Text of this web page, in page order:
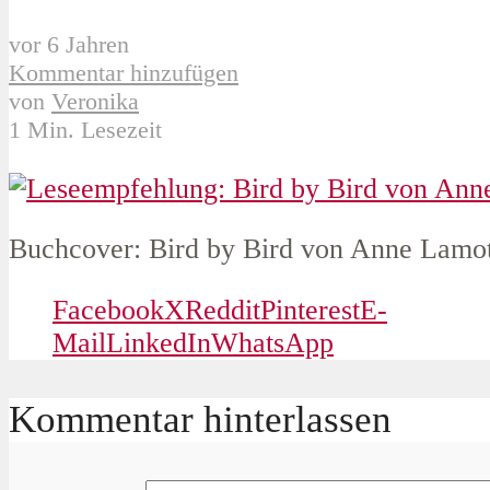
vor 6 Jahren
Kommentar hinzufügen
von Veronika
1 Min. Lesezeit
Buchcover: Bird by Bird von Anne
FacebookXRedditPinterestE-
MailLinkedInWhatsApp
Kommentar hinterlassen